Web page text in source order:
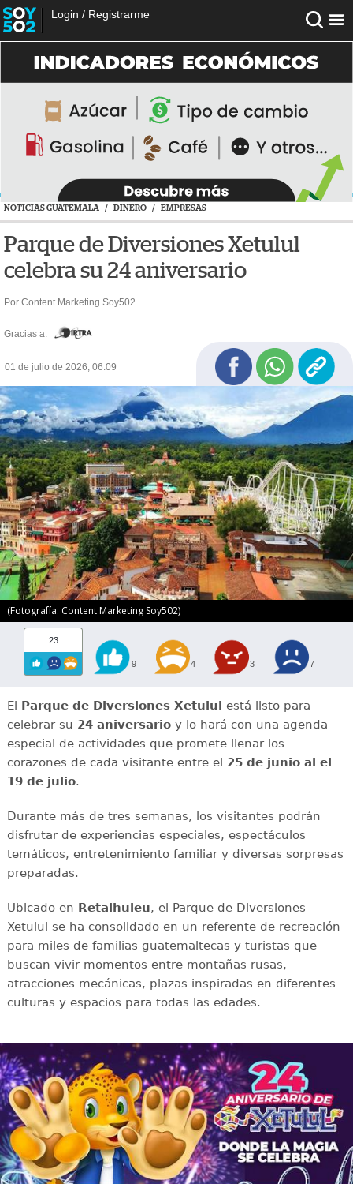
Login / Registrarme
NOTICIAS GUATEMALA / DINERO / EMPRESAS
Parque de Diversiones Xetulul
celebra su 24 aniversario
Por Content Marketing Soy502
Gracias a:
01 de julio de 2026, 06:09
(Fotografía: Content Marketing Soy502)
23
9 4 3 7
El Parque de Diversiones Xetulul está listo para
celebrar su 24 aniversarioy lo hará con una agenda
especial de actividades que promete llenar los
corazones de cada visitante entre el 25 de junio al el
19 de julio.
Durante más de tres semanas, los visitantes podrán
disfrutar de experiencias especiales, espectáculos
temáticos, entretenimiento familiar y diversas sorpresas
preparadas.
Ubicado en Retalhuleu, el Parque de Diversiones
Xetulul se ha consolidado en un referente de recreación
para miles de familias guatemaltecas y turistas que
buscan vivir momentos entre montañas rusas,
atracciones mecánicas, plazas inspiradas en diferentes
culturas y espacios para todas las edades.